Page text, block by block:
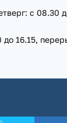
с 08.30
16.15,